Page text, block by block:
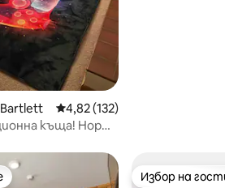
Средна оценка: 4,82 от 5,
4,82 (132)
къща! Норт
Избор на
Избор на